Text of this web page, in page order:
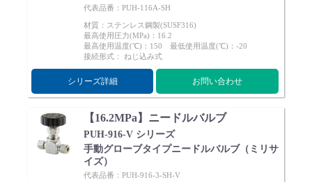
代表品番：PUH-116A-SH
材質：ステンレス鋼製(SUSF316)
最高使用圧力(MPa)：16.2
最高使用温度(℃)：150 最低使用温度(℃)：-20
接続形式： ねじ込み式
シリーズ詳細 お問い合わせ
【16.2MPa】ニードルバルブ
PUH-916-V シリーズ
手動グローブタイプニードルバルブ（ミリサ
イズ）
代表品番：PUH-916-3-SH-V